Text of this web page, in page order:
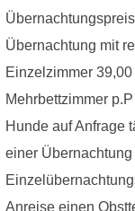
Übernachtung mit
Einzelzimmer
Mehrbettzimmer
Hunde auf Anfrage
einer Übernachtung
Anreise einen